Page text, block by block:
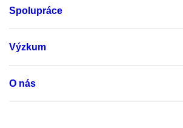
Spolupráce
Výzkum
O nás